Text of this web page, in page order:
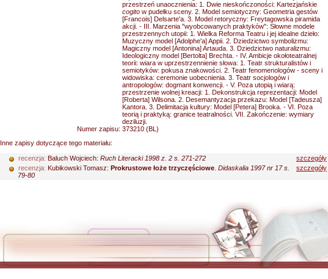
przestrzeń unaocznienia: 1. Dwie nieskończoności: Kartezjańskie
cogito w pudełku sceny. 2. Model semiotyczny: Geometria gestów
[Francois] Delsarte'a. 3. Model retoryczny: Freytagowska piramida
akcji. - III. Marzenia "wyobcowanych praktyków": Słowne modele
przestrzennych utopii: 1. Wielka Reforma Teatru i jej idealne dzieło:
Muzyczny model [Adolphe'a] Appii. 2. Dziedzictwo symbolizmu:
Magiczny model [Antonina] Artauda. 3. Dziedzictwo naturalizmu:
Ideologiczny model [Bertolta] Brechta. - IV. Ambicje okołoteatralnej
teorii: wiara w uprzestrzennienie słowa: 1. Teatr strukturalistów i
semiotyków: pokusa znakowości. 2. Teatr fenomenologów - sceny i
widowiska: ceremonie uobecnienia. 3. Teatr socjologów i
antropologów: dogmant konwencji. - V. Poza utopią i wiarą:
przestrzenie wolnej kreacji: 1. Dekonstrukcja reprezentacji: Model
[Roberta] Wilsona. 2. Desemantyzacja przekazu: Model [Tadeusza]
Kantora. 3. Delimitacja kultury: Model [Petera] Brooka. - VI. Poza
teorią i praktyką: granice teatralności. VII. Zakończenie: wymiary
deziluzji.
Numer zapisu: 373210 (BL)
Inne zapisy dotyczące tego materiału:
recenzja: Baluch Wojciech: Ruch Literacki 1998 z. 2 s. 271-272
szczegóły
recenzja: Kubikowski Tomasz: Prokrustowe łoże trzyczęściowe Didaskalia 1997 nr 17 s.
79-80
szczegóły